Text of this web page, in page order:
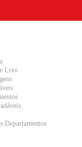
Lixo
Departamentos